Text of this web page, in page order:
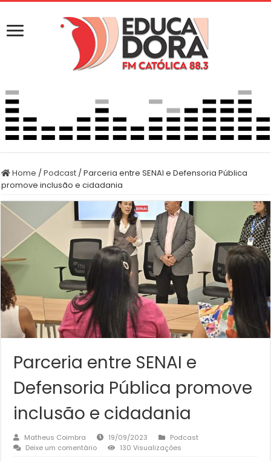
Home /Podcast /Parceria entre SENAI e Defensoria Pública
promove inclusão e cidadania
Parceria entre SENAI e
Defensoria Pública promove
inclusão e cidadania
Matheus Coimbra 19/09/2023
Podcast
Deixe um comentário
130 Visualizações